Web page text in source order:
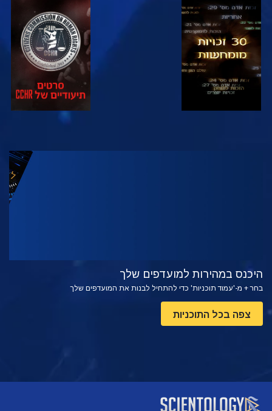
צפה צפה
בדוק את הסדרה
היכנס במהירות למועדפים שלך
בחר + מ-'עמוד תוכניות' כדי להתחיל לבנות את המועדפים שלך
צפה בכל התוכניות